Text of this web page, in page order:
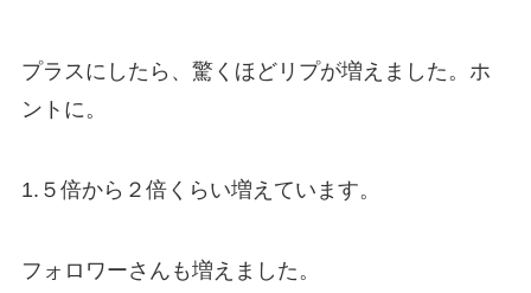
プラスにしたら、驚くほどリプが増えました。ホ
ントに。
1.５倍から２倍くらい増えています。
フォロワーさんも増えました。